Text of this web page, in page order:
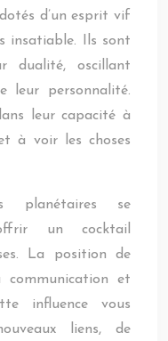
d’un esprit vif
insatiable. Ils sont
dualité, oscillant
leur personnalité.
leur capacité à
à voir les choses
planétaires se
un cocktail
La position de
communication et
influence vous
liens, de